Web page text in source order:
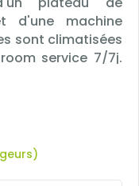
d'une machine
sont climatisées
service 7/7j.
2 personnes